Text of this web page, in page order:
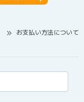
お支払い方法について